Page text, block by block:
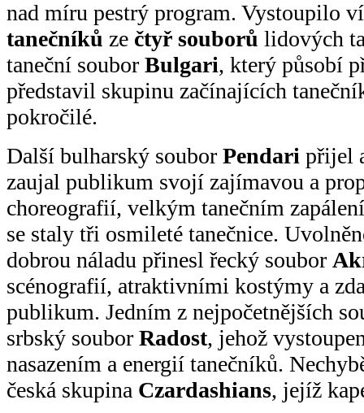
nad míru pestrý program. Vystoupilo
tanečníků ze čtyř souborů lidových
taneční soubor Bulgari, který působí
představil skupinu začínajících
pokročilé.
Další bulharský soubor Pendari přijel
zaujal publikum svojí zajímavou a
choreografií, velkým tanečním
se staly tři osmileté tanečnice.
dobrou náladu přinesl řecký soubor
scénografií, atraktivními kostýmy a
publikum. Jedním z nejpočetnějších
srbský soubor Radost, jehož
nasazením a energií tanečníků.
česká skupina Czardashians, jejíž